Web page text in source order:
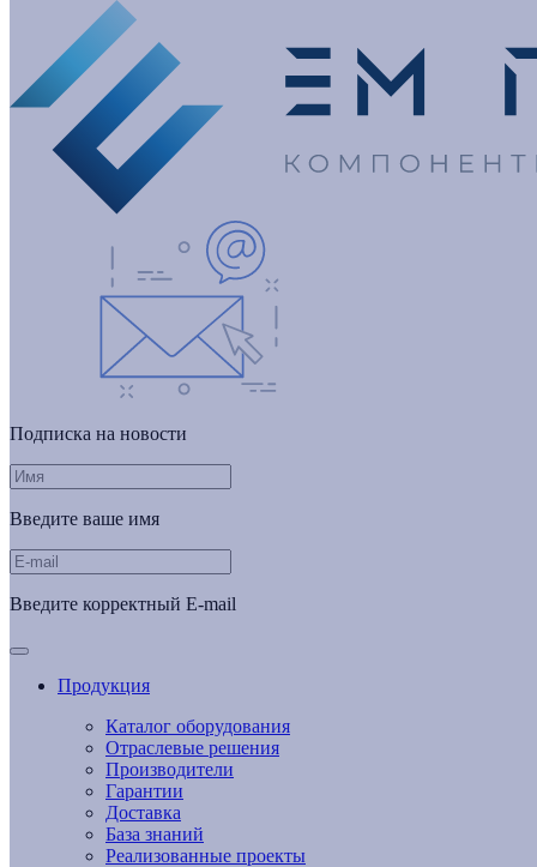
Подписка на новости
Введите ваше имя
Введите корректный E-mail
Продукция
Каталог оборудования
Отраслевые решения
Производители
Гарантии
Доставка
База знаний
Реализованные проекты